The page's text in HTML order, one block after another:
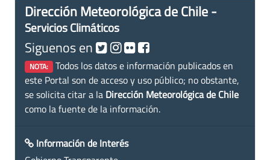
Dirección Meteorológica de Chile -
Servicios Climáticos
Siguenos en
NOTA: Todos los datos e información publicados en
este Portal son de acceso y uso público; no obstante,
se solicita citar a la Dirección Meteorológica de Chile
como la fuente de la información.
Información de Interés